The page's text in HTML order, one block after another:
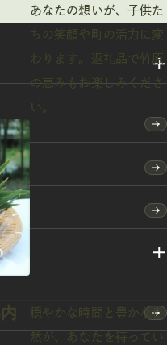
あなたの想いが、子供た
ちの笑顔や町の活力に変
わります。返礼品で竹原
の恵みもお楽しみくださ
い。
穏やかな時間と豊かな自
然が、あなたを待ってい